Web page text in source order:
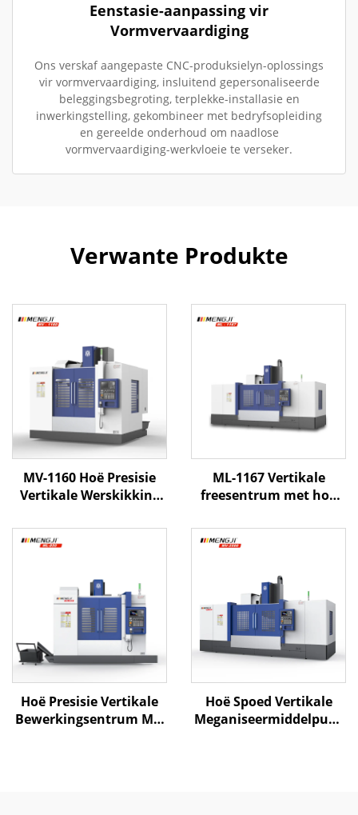
Eenstasie-aanpassing vir
Vormvervaardiging
Ons verskaf aangepaste CNC-produksielyn-oplossings
vir vormvervaardiging, insluitend gepersonaliseerde
beleggingsbegroting, terplekke-installasie en
inwerkingstelling, gekombineer met bedryfsopleiding
en gereelde onderhoud om naadlose
vormvervaardiging-werkvloeie te verseker.
Verwante Produkte
MV-1160 Hoë Presisie
Vertikale Werskikking
Wegontwerp
Outomatiese
en Servo Motor vir
Metaalbewerking
ML-1167 Vertikale
freesentrum met hoë
houerwegstruktuur en
outomatiese
swaar metaalfreesting
Hoë Presisie Vertikale
Bewerkingsentrum ML-
Hoë Spoed Vertikale
Meganiseermiddelpunt